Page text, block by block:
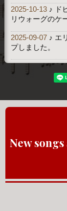
2025-10-13 ♪ ド
リウォーグのケ
2025-09-07 ♪ エ
プしました。
New